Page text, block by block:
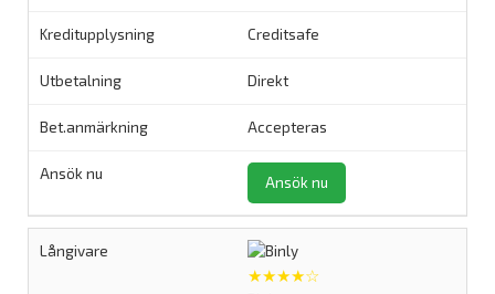
Creditsafe
Direkt
Accepteras
Ansök nu
★★★★☆